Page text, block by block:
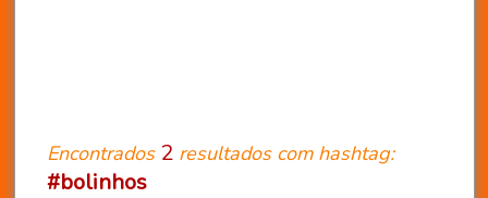
Encontrados 2 resultados com hashtag:
#bolinhos